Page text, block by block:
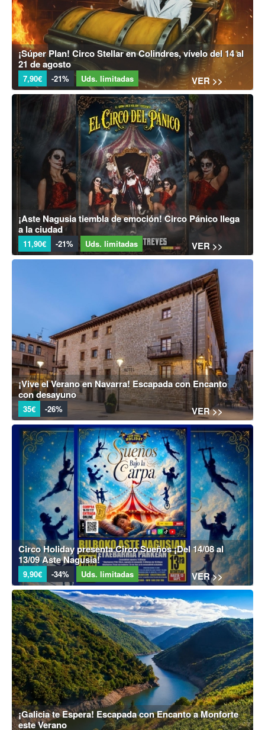
¡Súper Plan! Circo Stellar en Colindres, vívelo del 14 al
21 de agosto
7,90€ -21% Uds. limitadas VER >>
¡Aste Nagusia tiembla de emoción! Circo Pánico llega
a la ciudad
11,90€ -21% Uds. limitadas VER >>
¡Vive el Verano en Navarra! Escapada con Encanto
con desayuno
35€ -26% VER >>
Circo Holiday presenta Circo Sueños ¡Del 14/08 al
13/09 Aste Nagusia!
9,90€ -34% Uds. limitadas VER >>
¡Galicia te Espera! Escapada con Encanto a Monforte
este Verano